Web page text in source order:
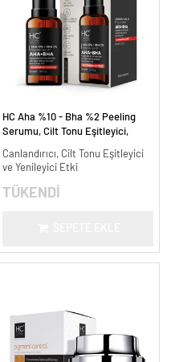
HC Aha %10 - Bha %2 Peeling
Serumu, Cilt Tonu Eşitleyici,
Canlandırıcı, Cilt Tonu Eşitleyici
ve Yenileyici Etki
TÜKENDİ